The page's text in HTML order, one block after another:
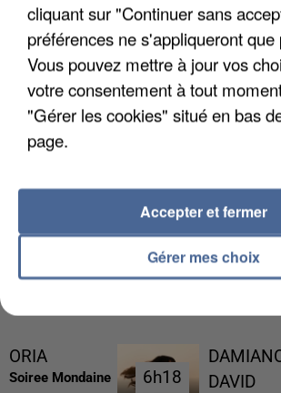
UNE TOURISTE DE L’OISE
COULÉE DE BOUE EN HAUTE-
ORIA
Soiree Mondaine 6h18
6h18
DAVID
cliquant sur "Continuer sans
préférences ne s'appliqueront que
Vous pouvez mettre à jour vos
votre consentement à tout
"Gérer les cookies" situé en bas
page.
Gérer mes choix
Accepter et fermer